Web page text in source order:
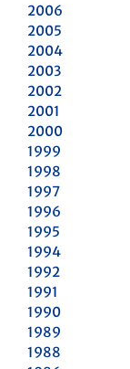
2006
2005
2004
2003
2002
2001
2000
1999
1998
1997
1996
1995
1994
1992
1991
1990
1989
1988